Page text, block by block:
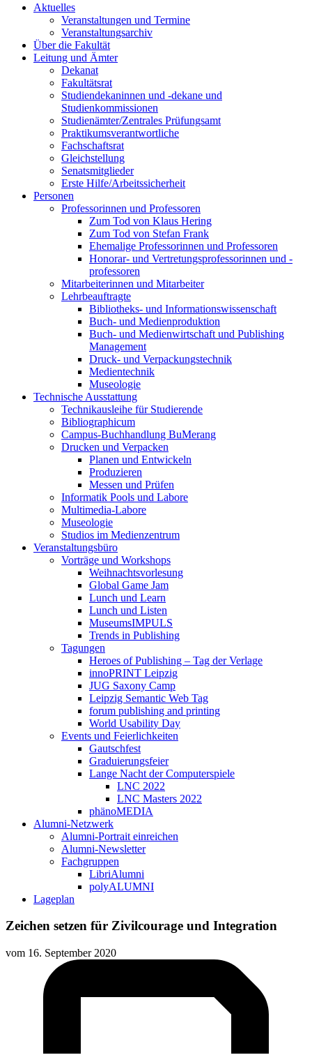
Aktuelles
Veranstaltungen und Termine
Veranstaltungsarchiv
Über die Fakultät
Leitung und Ämter
Dekanat
Fakultätsrat
Studiendekaninnen und -dekane und
Studienkommissionen
Studienämter/Zentrales Prüfungsamt
Praktikumsverantwortliche
Fachschaftsrat
Gleichstellung
Senatsmitglieder
Erste Hilfe/Arbeitssicherheit
Personen
Professorinnen und Professoren
Zum Tod von Klaus Hering
Zum Tod von Stefan Frank
Ehemalige Professorinnen und Professoren
Honorar- und Vertretungsprofessorinnen und -
professoren
Mitarbeiterinnen und Mitarbeiter
Lehrbeauftragte
Bibliotheks- und Informationswissenschaft
Buch- und Medienproduktion
Buch- und Medienwirtschaft und Publishing
Management
Druck- und Verpackungstechnik
Medientechnik
Museologie
Technische Ausstattung
Technikausleihe für Studierende
Bibliographicum
Campus-Buchhandlung BuMerang
Drucken und Verpacken
Planen und Entwickeln
Produzieren
Messen und Prüfen
Informatik Pools und Labore
Multimedia-Labore
Museologie
Studios im Medienzentrum
Veranstaltungsbüro
Vorträge und Workshops
Weihnachtsvorlesung
Global Game Jam
Lunch und Learn
Lunch und Listen
MuseumsIMPULS
Trends in Publishing
Tagungen
Heroes of Publishing – Tag der Verlage
innoPRINT Leipzig
JUG Saxony Camp
Leipzig Semantic Web Tag
forum publishing and printing
World Usability Day
Events und Feierlichkeiten
Gautschfest
Graduierungsfeier
Lange Nacht der Computerspiele
LNC 2022
LNC Masters 2022
phänoMEDIA
Alumni-Netzwerk
Alumni-Portrait einreichen
Alumni-Newsletter
Fachgruppen
LibriAlumni
polyALUMNI
Lageplan
Zeichen setzen für Zivilcourage und Integration
vom 16. September 2020